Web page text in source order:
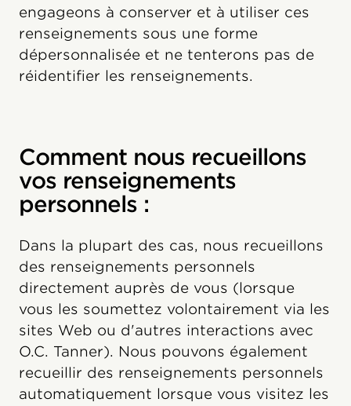
engageons à conserver et à utiliser ces
renseignements sous une forme
dépersonnalisée et ne tenterons pas de
réidentifier les renseignements.
Comment nous recueillons
vos renseignements
personnels :
Dans la plupart des cas, nous recueillons
des renseignements personnels
directement auprès de vous (lorsque
vous les soumettez volontairement via les
sites Web ou d'autres interactions avec
O.C. Tanner). Nous pouvons également
recueillir des renseignements personnels
automatiquement lorsque vous visitez les